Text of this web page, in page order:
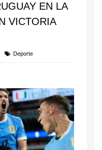
EN LA
VICTORIA
Deporte